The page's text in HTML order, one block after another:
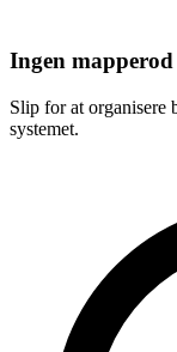
Ingen mapperod
Slip for at organisere
systemet.